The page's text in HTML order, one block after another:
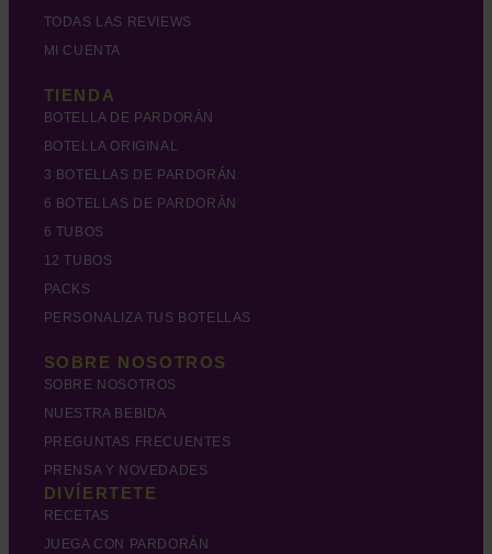
TODAS LAS REVIEWS
MI CUENTA
TIENDA
BOTELLA DE PARDORÁN
BOTELLA ORIGINAL
3 BOTELLAS DE PARDORÁN
6 BOTELLAS DE PARDORÁN
6 TUBOS
12 TUBOS
PACKS
PERSONALIZA TUS BOTELLAS
SOBRE NOSOTROS
SOBRE NOSOTROS
NUESTRA BEBIDA
PREGUNTAS FRECUENTES
PRENSA Y NOVEDADES
DIVÍERTETE
RECETAS
JUEGA CON PARDORÁN